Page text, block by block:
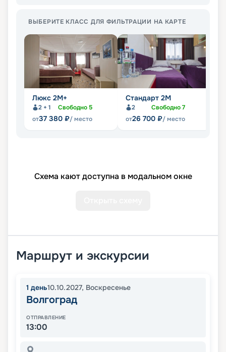
ВЫБЕРИТЕ КЛАСС ДЛЯ ФИЛЬТРАЦИИ НА КАРТЕ
Люкс 2М+
2 + 1 Свободно5
от37 380 ₽/ место
Стандарт 2M
2 Свободно7
от26 700 ₽/ место
Схема кают доступна в модальном окне
Маршрут и экскурсии
1 день10.10.2027, Воскресенье
Волгоград
ОТПРАВЛЕНИЕ
13:00